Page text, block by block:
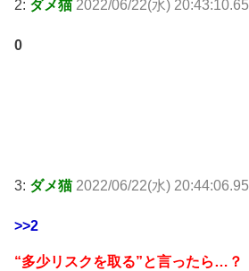
2: ダメ猫 2022/06/22(水) 20:43:10.65
0
3: ダメ猫 2022/06/22(水) 20:44:06.95
>>2
“多少リスクを取る”と言ったら…？